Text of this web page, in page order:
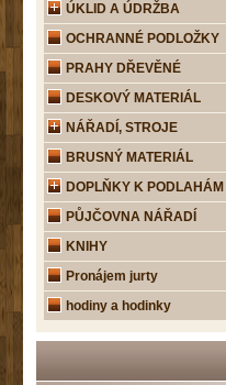
ÚKLID A ÚDRŽBA
OCHRANNÉ PODLOŽKY
PRAHY DŘEVĚNÉ
DESKOVÝ MATERIÁL
NÁŘADÍ, STROJE
BRUSNÝ MATERIÁL
DOPLŇKY K PODLAHÁM
PŮJČOVNA NÁŘADÍ
KNIHY
Pronájem jurty
hodiny a hodinky